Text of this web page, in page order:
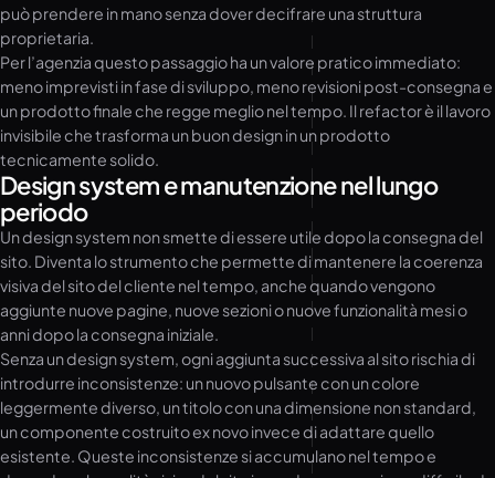
può prendere in mano senza dover decifrare una struttura
proprietaria.
Per l’agenzia questo passaggio ha un valore pratico immediato:
meno imprevisti in fase di sviluppo, meno revisioni post-consegna e
un prodotto finale che regge meglio nel tempo. Il refactor è il lavoro
invisibile che trasforma un buon design in un prodotto
tecnicamente solido.
Design system e manutenzione nel lungo
periodo
Un design system non smette di essere utile dopo la consegna del
sito. Diventa lo strumento che permette di mantenere la coerenza
visiva del sito del cliente nel tempo, anche quando vengono
aggiunte nuove pagine, nuove sezioni o nuove funzionalità mesi o
anni dopo la consegna iniziale.
Senza un design system, ogni aggiunta successiva al sito rischia di
introdurre inconsistenze: un nuovo pulsante con un colore
leggermente diverso, un titolo con una dimensione non standard,
un componente costruito ex novo invece di adattare quello
esistente. Queste inconsistenze si accumulano nel tempo e